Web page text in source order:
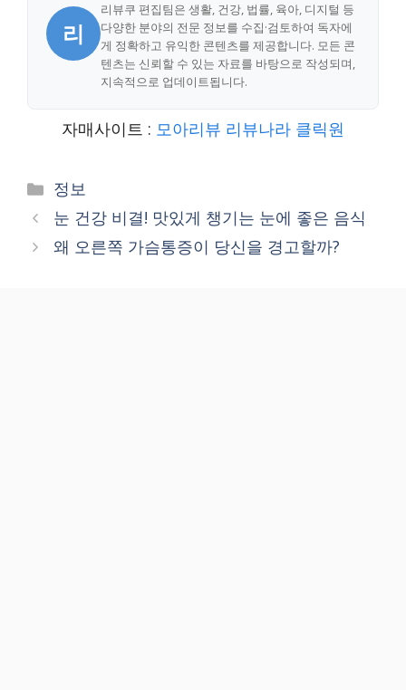
리
리뷰쿠 편집팀은 생활, 건강, 법률, 육아, 디지털 등
다양한 분야의 전문 정보를 수집·검토하여 독자에
게 정확하고 유익한 콘텐츠를 제공합니다. 모든 콘
텐츠는 신뢰할 수 있는 자료를 바탕으로 작성되며,
지속적으로 업데이트됩니다.
자매사이트 : 모아리뷰 리뷰나라 클릭원
Categories
정보
눈 건강 비결! 맛있게 챙기는 눈에 좋은 음식
왜 오른쪽 가슴통증이 당신을 경고할까?